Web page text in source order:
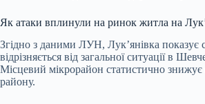
Як атаки вплинули на ринок житла на
Згідно з даними ЛУН, Лук’янівка показує
відрізняється від загальної ситуації в
Місцевий мікрорайон статистично знижує
району.